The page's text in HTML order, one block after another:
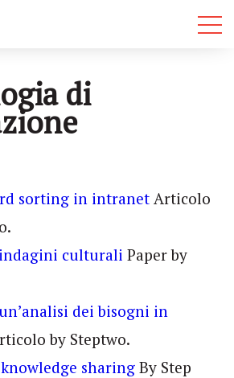
di
sorting in intranetArticolo
culturali Paper by
dei bisogni in
by Steptwo.
sharingBy Step